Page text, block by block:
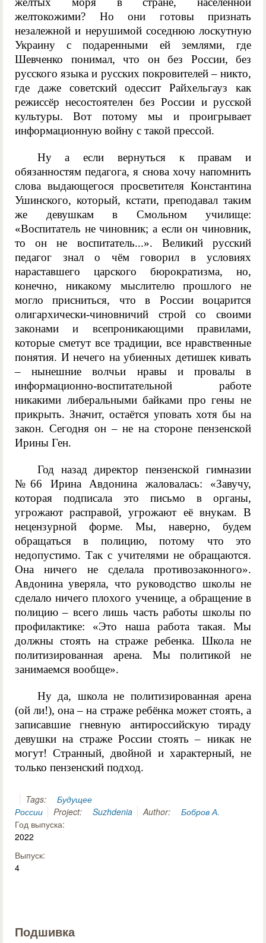
желтокожими? Но они готовы признать
незалежной и нерушимой соседнюю лоскутную
Украину с подаренными ей землями, где
Шевченко понимал, что он без России, без
русского языка и русских покровителей – никто,
где даже советский одессит Райхельгауз как
режиссёр несостоятелен без России и русской
культуры. Вот потому мы и проигрывает
информационную войну с такой прессой.
Ну а если вернуться к правам и
обязанностям педагога, я снова хочу напомнить
слова выдающегося просветителя Константина
Ушинского, который, кстати, преподавал таким
же девушкам в Смольном училище:
«Воспитатель не чиновник; а если он чиновник,
то он не воспитатель...». Великий русский
педагог знал о чём говорил в условиях
нараставшего царского бюрократизма, но,
конечно, никакому мыслителю прошлого не
могло присниться, что в России воцарится
олигархически-чиновничий строй со своими
законами и всепроникающими правилами,
которые сметут все традиции, все нравственные
понятия. И нечего на убиенных детишек кивать
– нынешние волчьи нравы и провалы в
информационно-воспитательной работе
никакими либеральными байками про гены не
прикрыть. Значит, остаётся уповать хотя бы на
закон. Сегодня он – не на стороне пензенской
Ирины Ген.
Год назад директор пензенской гимназии
№66 Ирина Авдонина жаловалась: «Завучу,
которая подписала это письмо в органы,
угрожают расправой, угрожают её внукам. В
нецензурной форме. Мы, наверно, будем
обращаться в полицию, потому что это
недопустимо. Так с учителями не обращаются.
Она ничего не сделала противозаконного».
Авдонина уверяла, что руководство школы не
сделало ничего плохого ученице, а обращение в
полицию – всего лишь часть работы школы по
профилактике: «Это наша работа такая. Мы
должны стоять на страже ребенка. Школа не
политизированная арена. Мы политикой не
занимаемся вообще».
Ну да, школа не политизированная арена
(ой ли!), она – на страже ребёнка может стоять, а
записавшие гневную антироссийскую тираду
девушки на страже России стоять – никак не
могут! Странный, двойной и характерный, не
только пензенский подход.
Tags:
Будущее
России
Project: Suzhdenia Author:
Бобров А.
Год выпуска:
2022
Выпуск:
4
Подшивка